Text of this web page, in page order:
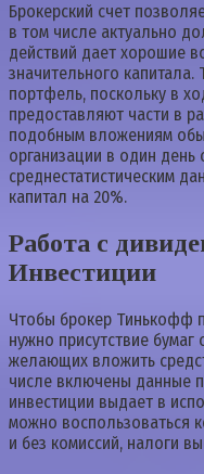
Брокерский счет
в том числе актуально
действий дает хорошие
значительного
портфель, поскольку в
предоставляют части в
подобным вложениям
организации в один
среднестатистическим
капитал на 20%.
Работа с
Инвестиции
Чтобы брокер Тинькофф
нужно присутствие
желающих вложить
числе включены данные
инвестиции выдает в
можно воспользоваться
и без комиссий, налоги